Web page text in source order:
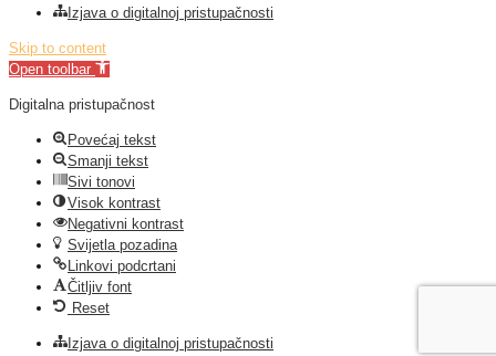
Izjava o digitalnoj pristupačnosti
Skip to content
Open toolbar
Digitalna pristupačnost
Povećaj tekst
Smanji tekst
Sivi tonovi
Visok kontrast
Negativni kontrast
Svijetla pozadina
Linkovi podcrtani
Čitljiv font
Reset
Izjava o digitalnoj pristupačnosti